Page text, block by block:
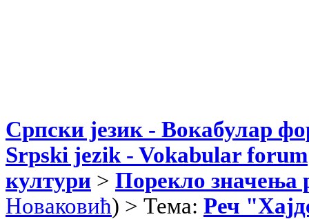
Српски језик - Вокабулар
Srpski jezik - Vokabular forum
култури > Порекло значења
Новаковић) > Тема: Реч